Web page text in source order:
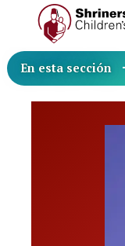
En esta sección